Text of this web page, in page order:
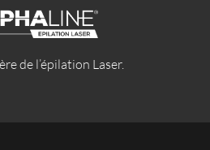
de l’épilation Laser.